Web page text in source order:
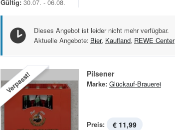
Gültig: 30.07. - 06.08.
Dieses Angebot ist leider nicht mehr verfügbar.
Aktuelle Angebote: Bier, Kaufland, REWE Center
Verpasst! Pilsener
Marke: Glückauf-Brauerei
Preis: € 11,99